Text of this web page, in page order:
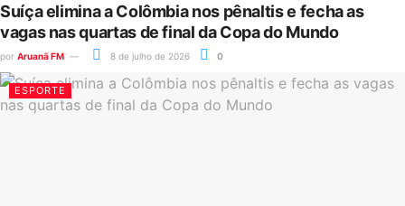
Suíça elimina a Colômbia nos pênaltis e fecha as
vagas nas quartas de final da Copa do Mundo
por Aruanã FM 8 de julho de 2026 0
ESPORTE